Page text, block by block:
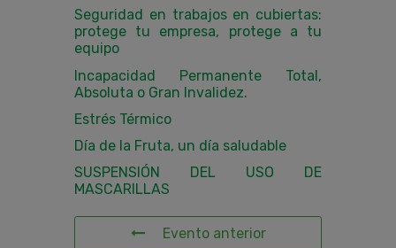
Seguridad en trabajos en cubiertas:
protege tu empresa, protege a tu
equipo
Incapacidad Permanente Total,
Absoluta o Gran Invalidez.
Estrés Térmico
Día de la Fruta, un día saludable
SUSPENSIÓN DEL USO DE
MASCARILLAS
Evento anterior